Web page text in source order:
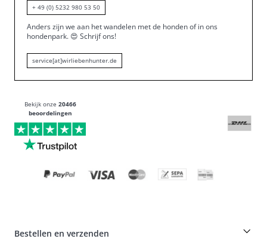
+ 49 (0) 5232 980 53 50
Anders zijn we aan het wandelen met de honden of in ons
hondenpark. 😍 Schrijf ons!
service[at]wirliebenhunter.de
Bekijk onze 20466
beoordelingen
Bestellen en verzenden